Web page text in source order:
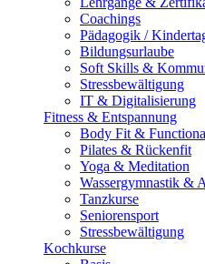
Coachings
Pädagogik /
Bildungsurlaube
Soft Skills &
Stressbewältigung
IT & Digitalisierung
Fitness & Entspannung
Body Fit &
Pilates & Rückenfit
Yoga & Meditation
Wassergymnastik &
Tanzkurse
Seniorensport
Stressbewältigung
Kochkurse